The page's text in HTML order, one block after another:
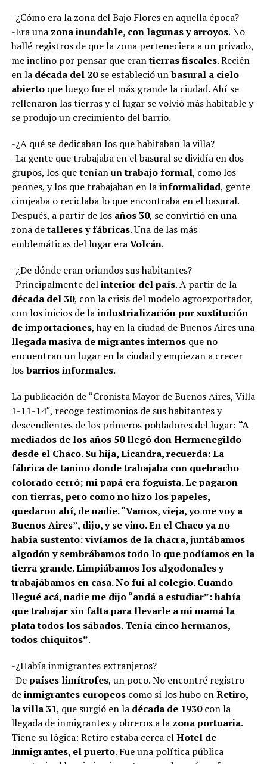
-¿Cómo era la zona del Bajo Flores en aquella época?
-Era una zona inundable, con lagunas y arroyos. No
hallé registros de que la zona perteneciera a un privado,
me inclino por pensar que erantierras fiscales. Recién
en la década del 20se estableció unbasural a cielo
abiertoque luego fue el más grande la ciudad. Ahí se
rellenaron las tierras y el lugar se volvió más habitable y
se produjo un crecimiento del barrio.
-¿A qué se dedicaban los que habitaban la villa?
-La gente que trabajaba en el basural se dividía en dos
grupos, los que tenían untrabajo formal, como los
peones, y los que trabajaban en lainformalidad, gente
cirujeaba o reciclaba lo que encontraba en el basural.
Después, a partir de los años 30, se convirtió en una
zona detalleres y fábricas. Una de las más
emblemáticas del lugar eraVolcán.
-¿De dónde eran oriundos sus habitantes?
-Principalmente delinterior del país. A partir de la
década del 30, con la crisis del modelo agroexportador,
con los inicios de laindustrialización por sustitución
de importaciones, hay en la ciudad de Buenos Aires una
llegada masiva de migrantes internosque no
encuentran un lugar en la ciudad y empiezan a crecer
losbarrios informales.
La publicación de “Cronista Mayor de Buenos Aires, Villa
1-11-14″, recoge testimonios de sus habitantes y
descendientes de los primeros pobladores del lugar: “A
mediados de los años 50 llegó don Hermenegildo
desde el Chaco. Su hija, Licandra, recuerda: La
fábrica de tanino donde trabajaba con quebracho
colorado cerró; mi papá era foguista. Le pagaron
con tierras, pero como no hizo los papeles,
quedaron ahí, de nadie. “Vamos, vieja, yo me voy a
Buenos Aires”, dijo, y se vino. En el Chaco ya no
había sustento: vivíamos de la chacra, juntábamos
algodón y sembrábamos todo lo que podíamos en la
tierra grande. Limpiábamos los algodonales y
trabajábamos en casa. No fui al colegio. Cuando
llegué acá, nadie me dijo “andá a estudiar”: había
que trabajar sin falta para llevarle a mi mamá la
plata todos los sábados. Tenía cinco hermanos,
todos chiquitos”.
-¿Había inmigrantes extranjeros?
-Depaíses limítrofes, un poco. No encontré registro
deinmigrantes europeoscomo sí los hubo enRetiro,
la villa 31, que surgió en la década de 1930con la
llegada de inmigrantes y obreros a la zona portuaria.
Tiene su lógica: Retiro estaba cerca elHotel de
Inmigrantes, el puerto. Fue una política pública